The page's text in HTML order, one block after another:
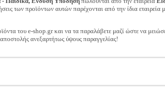
των προϊόντων αυτών παρέχονται από την ίδια
του e-shop.gr και να τα παραλάβετε μαζί ώστε να
ανεξαρτήτως ύψους παραγγελίας!